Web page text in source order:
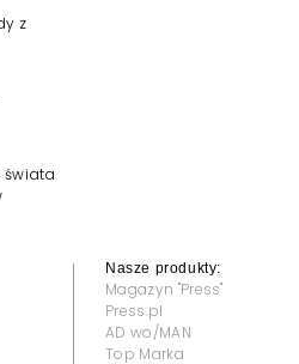
z
świata
Nasze produkty:
Magazyn "Press"
Press.pl
AD wo/MAN
Top Marka